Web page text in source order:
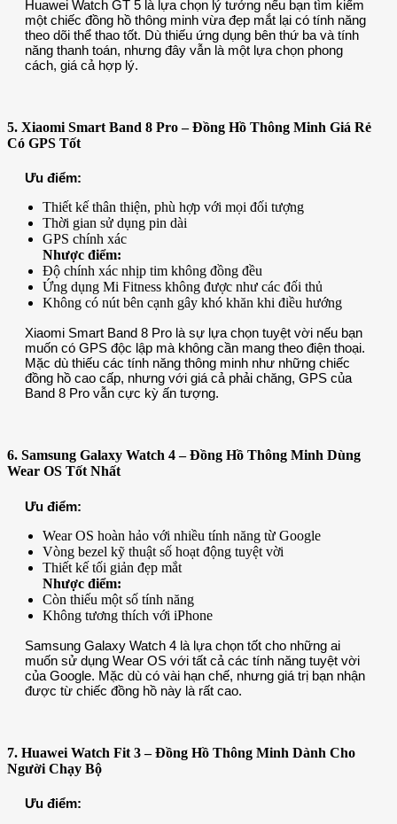
Huawei Watch GT 5 là lựa chọn lý tưởng nếu bạn tìm kiếm
một chiếc đồng hồ thông minh vừa đẹp mắt lại có tính năng
theo dõi thể thao tốt. Dù thiếu ứng dụng bên thứ ba và tính
năng thanh toán, nhưng đây vẫn là một lựa chọn phong
cách, giá cả hợp lý.
5. Xiaomi Smart Band 8 Pro – Đồng Hồ Thông Minh Giá Rẻ
Có GPS Tốt
Ưu điểm:
Thiết kế thân thiện, phù hợp với mọi đối tượng
Thời gian sử dụng pin dài
GPS chính xác
Nhược điểm:
Độ chính xác nhịp tim không đồng đều
Ứng dụng Mi Fitness không được như các đối thủ
Không có nút bên cạnh gây khó khăn khi điều hướng
Xiaomi Smart Band 8 Pro là sự lựa chọn tuyệt vời nếu bạn
muốn có GPS độc lập mà không cần mang theo điện thoại.
Mặc dù thiếu các tính năng thông minh như những chiếc
đồng hồ cao cấp, nhưng với giá cả phải chăng, GPS của
Band 8 Pro vẫn cực kỳ ấn tượng.
6. Samsung Galaxy Watch 4 – Đồng Hồ Thông Minh Dùng
Wear OS Tốt Nhất
Ưu điểm:
Wear OS hoàn hảo với nhiều tính năng từ Google
Vòng bezel kỹ thuật số hoạt động tuyệt vời
Thiết kế tối giản đẹp mắt
Nhược điểm:
Còn thiếu một số tính năng
Không tương thích với iPhone
Samsung Galaxy Watch 4 là lựa chọn tốt cho những ai
muốn sử dụng Wear OS với tất cả các tính năng tuyệt vời
của Google. Mặc dù có vài hạn chế, nhưng giá trị bạn nhận
được từ chiếc đồng hồ này là rất cao.
7. Huawei Watch Fit 3 – Đồng Hồ Thông Minh Dành Cho
Người Chạy Bộ
Ưu điểm: